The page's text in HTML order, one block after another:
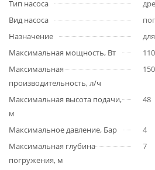
Тип насоса
Вид насоса
Назначение
Максимальная мощность, Вт
Максимальная
производительность, л/ч
Максимальная высота подачи,
м
48
Максимальное давление, Бар
4
Максимальная глубина
погружения, м
7